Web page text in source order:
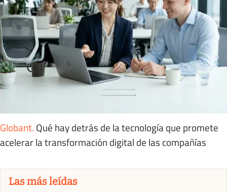
Globant. Qué hay detrás de la tecnología que promete
acelerar la transformación digital de las compañías
Las más leídas